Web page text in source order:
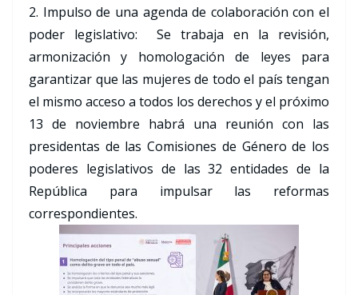
2. Impulso de una agenda de colaboración con el
poder legislativo: Se trabaja en la revisión,
armonización y homologación de leyes para
garantizar que las mujeres de todo el país tengan
el mismo acceso a todos los derechos y el próximo
13 de noviembre habrá una reunión con las
presidentas de las Comisiones de Género de los
poderes legislativos de las 32 entidades de la
República para impulsar las reformas
correspondientes.